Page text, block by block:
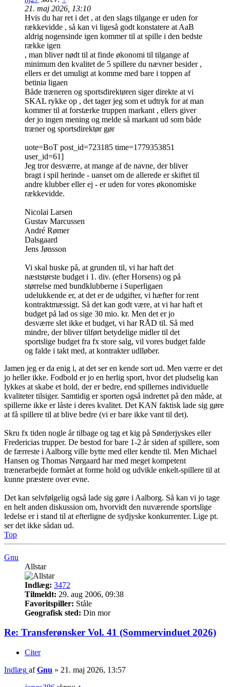
21. maj 2026, 13:10
Hvis du har ret i det , at den slags tilgange er uden for
rækkevidde , så kan vi ligeså godt konstatere at AaB
aldrig nogensinde igen kommer til at spille i den bedste
række igen
, man bliver nødt til at finde økonomi til tilgange af
minimum den kvalitet de 5 spillere du nævner besider ,
ellers er det umuligt at komme med bare i toppen af
betinia ligaen
Både træneren og sportsdirektøren siger direkte at vi
SKAL rykke op , det tager jeg som et udtryk for at man
kommer til at forstærke truppen markant , ellers giver
der jo ingen mening og melde så markant ud som både
træner og sportsdirektør gør
uote=BoT post_id=723185 time=1779353851
user_id=61]
Jeg tror desværre, at mange af de navne, der bliver
bragt i spil herinde - uanset om de allerede er skiftet til
andre klubber eller ej - er uden for vores økonomiske
rækkevidde.
Nicolai Larsen
Gustav Marcussen
André Rømer
Dalsgaard
Jens Jønsson
Vi skal huske på, at grunden til, vi har haft det
næststørste budget i 1. div. (efter Horsens) og på
størrelse med bundklubberne i Superligaen
udelukkende er, at det er de udgifter, vi hæfter for rent
kontraktmæssigt. Så det kan godt være, at vi har haft et
budget på lad os sige 30 mio. kr. Men det er jo
desværre slet ikke et budget, vi har RÅD til. Så med
mindre, der bliver tilført betydelige midler til det
sportslige budget fra fx store salg, vil vores budget falde
og falde i takt med, at kontrakter udlløber.
Jamen jeg er da enig i, at det ser en kende sort ud. Men værre er det
jo heller ikke. Fodbold er jo en herlig sport, hvor det pludselig kan
lykkes at skabe et hold, der er bedre, end spillernes individuelle
kvaliteter tilsiger. Samtidig er sporten også indrettet på den måde, at
spillerne ikke er låste i deres kvalitet. Det KAN faktisk lade sig gøre
at få spillere til at blive bedre (vi er bare ikke vant til det).
Skru fx tiden nogle år tilbage og tag et kig på Sønderjyskes eller
Fredericias trupper. De bestod for bare 1-2 år siden af spillere, som
de færreste i Aalborg ville bytte med eller kendte til. Men Michael
Hansen og Thomas Nørgaard har med meget kompetent
trænerarbejde formået at forme hold og udvikle enkelt-spillere til at
kunne præstere over evne.
Det kan selvfølgelig også lade sig gøre i Aalborg. Så kan vi jo tage
en helt anden diskussion om, hvorvidt den nuværende sportslige
ledelse er i stand til at efterligne de sydjyske konkurrenter. Lige pt.
ser det ikke sådan ud.
Top
Gnu
Allstar
Indlæg: 3472
Tilmeldt: 29. aug 2006, 09:38
Favoritspiller: Ståle
Geografisk sted: Din mor
Re: Transferønsker Vol. 41 (Sommervinduet 2026)
Citer
Indlæg afGnu » 21. maj 2026, 13:57